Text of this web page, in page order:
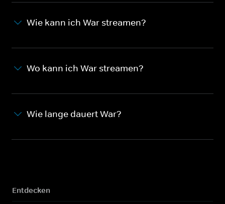
Wie kann ich War streamen?
Wo kann ich War streamen?
Wie lange dauert War?
Entdecken